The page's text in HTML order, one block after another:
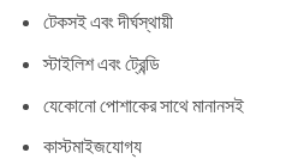
টেকসই এবং দীর্ঘস্থায়ী
স্টাইলিশ এবং ট্রেন্ডি
যেকোনো পোশাকের সাথে মানানসই
কাস্টমাইজযোগ্য